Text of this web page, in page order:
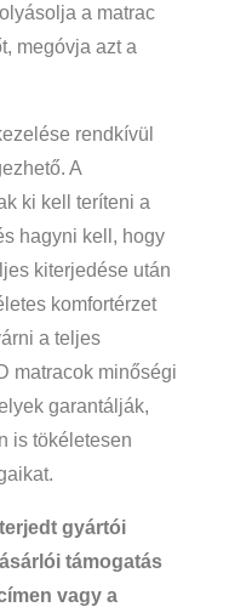
a matrac
megóvja azt a
rendkívül
A
ki kell teríteni a
hagyni kell, hogy
kiterjedése után
komfortérzet
a teljes
matracok minőségi
garantálják,
is tökéletesen
gyártói
támogatás
vagy a